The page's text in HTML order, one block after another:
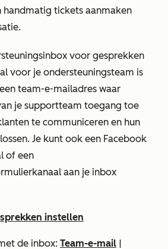
handmatig tickets aanmaken
voor gesprekken
voor je ondersteuningsteam is
team-e-mailadres waar
je supportteam toegang toe
te communiceren en hun
Je kunt ook een Facebook
of een
aan je inbox
instellen
de inbox: Team-e-mail |